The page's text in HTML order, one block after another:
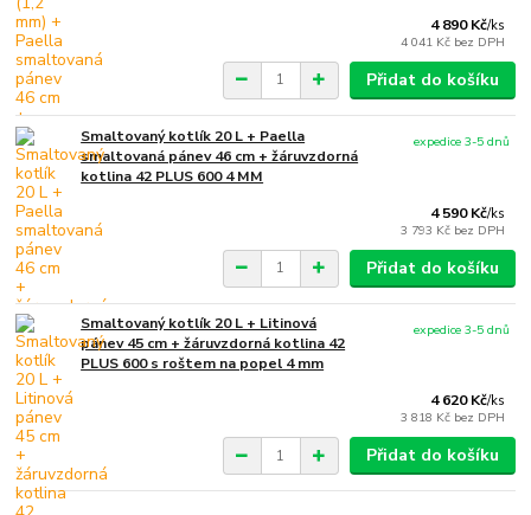
4 890 Kč/ks
4 041 Kč bez DPH
Přidat do košíku
Smaltovaný kotlík 20 L + Paella
smaltovaná pánev 46 cm + žáruvzdorná
kotlina 42 PLUS 600 4 MM
4 590 Kč/ks
3 793 Kč bez DPH
expedice 3-5 dnů
Přidat do košíku
Smaltovaný kotlík 20 L + Litinová
pánev 45 cm + žáruvzdorná kotlina 42
PLUS 600 s roštem na popel 4 mm
4 620 Kč/ks
3 818 Kč bez DPH
expedice 3-5 dnů
Přidat do košíku